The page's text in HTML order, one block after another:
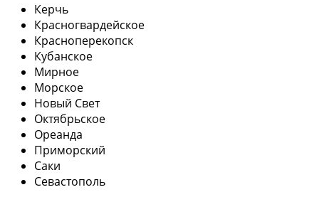
Керчь
Красногвардейское
Красноперекопск
Кубанское
Мирное
Морское
Новый Свет
Октябрьское
Ореанда
Приморский
Саки
Севастополь